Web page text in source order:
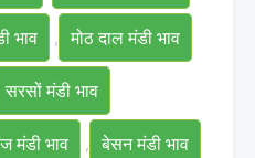
भाव , मोठ दाल मंडी भाव
सरसों मंडी भाव
मंडी भाव , बेसन मंडी भाव